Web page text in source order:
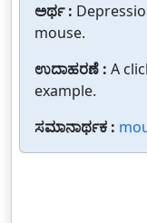
ಅರ್ಥ :
mouse.
ಉದಾಹರಣೆ : A
example.
ಸಮಾನಾರ್ಥಕ :